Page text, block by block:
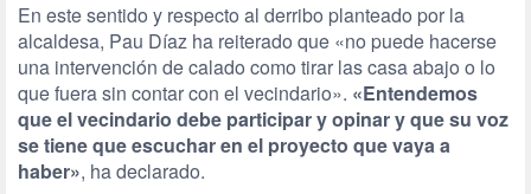
En este sentido y respecto al derribo planteado por la
alcaldesa, Pau Díaz ha reiterado que «no puede hacerse
una intervención de calado como tirar las casa abajo o lo
que fuera sin contar con el vecindario». «Entendemos
que el vecindario debe participar y opinar y que su voz
se tiene que escuchar en el proyecto que vaya a
haber», ha declarado.